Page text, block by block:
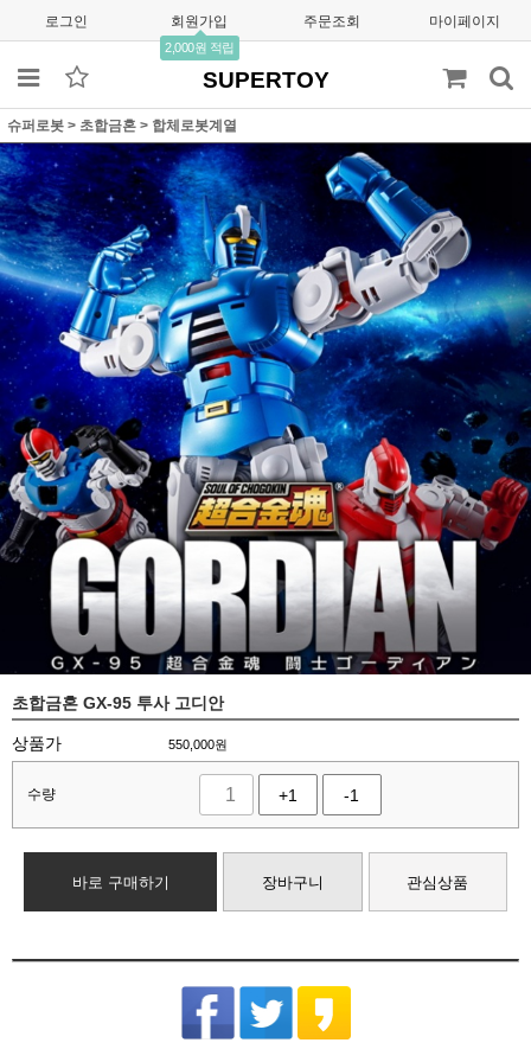
로그인 회원가입
2,000원 적립
주문조회 마이페이지
SUPERTOY
슈퍼로봇 > 초합금혼 > 합체로봇계열
초합금혼 GX-95 투사 고디안
상품가 550,000원
수량 +1 -1
바로 구매하기 장바구니 관심상품